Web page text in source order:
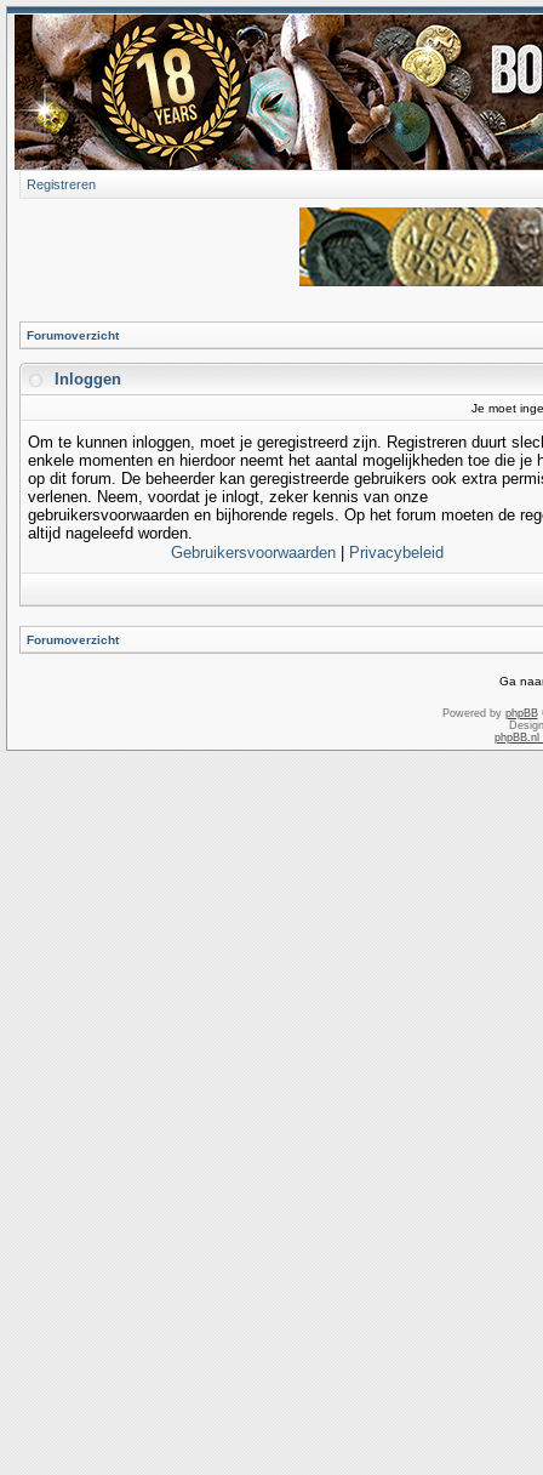
Registreren
Forumoverzicht
Inloggen
Je moet
Om te kunnen inloggen, moet je geregistreerd zijn. Registreren duurt
enkele momenten en hierdoor neemt het aantal mogelijkheden toe die je
op dit forum. De beheerder kan geregistreerde gebruikers ook extra
verlenen. Neem, voordat je inlogt, zeker kennis van onze
gebruikersvoorwaarden en bijhorende regels. Op het forum moeten de
altijd nageleefd worden.
Gebruikersvoorwaarden
Privacybeleid
Forumoverzicht
Ga
Powered by phpBB
phpBB.nl